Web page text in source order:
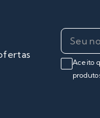
Aceito